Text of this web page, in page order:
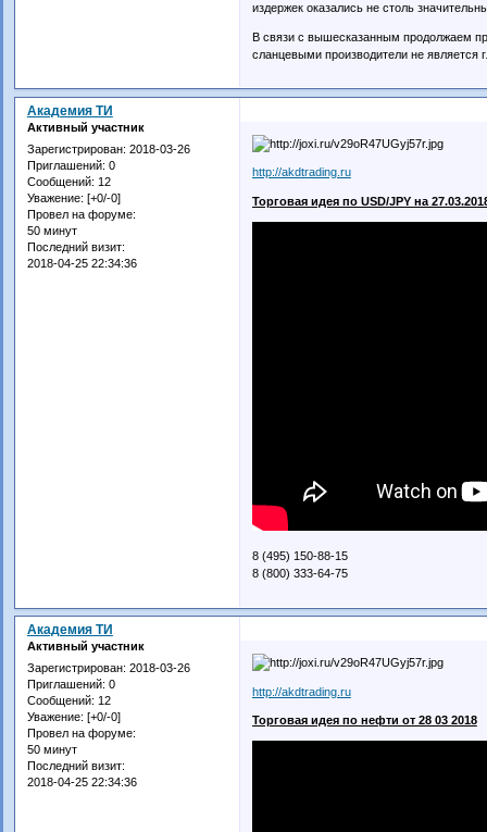
издержек оказались не столь
В связи с вышесказанным продолжаем
сланцевыми производители не является
Академия ТИ
Активный участник
Зарегистрирован: 2018-03-26
Приглашений: 0
Сообщений: 12
Уважение: [+0/-0]
Провел на форуме:
50 минут
Последний визит:
2018-04-25 22:34:36
http://akdtrading.ru
Торговая идея по USD/JPY на
8 (495) 150-88-15
8 (800) 333-64-75
Академия ТИ
Активный участник
Зарегистрирован: 2018-03-26
Приглашений: 0
Сообщений: 12
Уважение: [+0/-0]
Провел на форуме:
50 минут
Последний визит:
2018-04-25 22:34:36
http://akdtrading.ru
Торговая идея по нефти от 28 03 2018